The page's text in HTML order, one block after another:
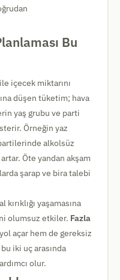
Bu
içecek miktarını
düşen tüketim; hava
yaş grubu ve parti
Örneğin yaz
alkolsüz
Öte yandan akşam
şarap ve bira talebi
yaşamasına
olumsuz etkiler. Fazla
açar hem de gereksiz
iki uç arasında
olur.